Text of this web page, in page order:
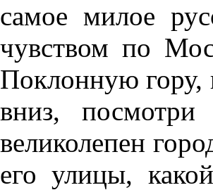
самое милое
чувством по
Поклонную гору,
вниз,
великолепен
его улицы,